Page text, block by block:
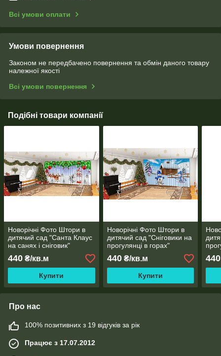
Всі умови оплати
Умови повернення
Законом не передбачено повернення та обмін даного товару
належної якості
Всі умови повернення
Подібні товари компанії
Новорічні Фото Штори в
дитячий сад "Санта Клаус
на санях і сніговик"
440 ₴/кв.м
Купити
Новорічні Фото Штори в
дитячий сад "Сніговики на
прогулянці в горах"
440₴/кв.м
Купити
440
Про нас
100% позитивних з 19 відгуків за рік
Працює з 17.07.2012